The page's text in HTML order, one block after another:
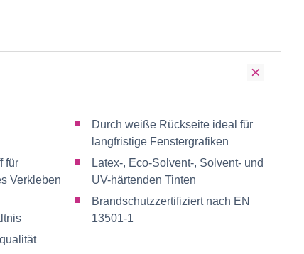
für
Verkleben
Durch weiße Rückseite ideal für
langfristige Fenstergrafiken
Latex-, Eco-Solvent-, Solvent- und
UV-härtenden Tinten
Brandschutzzertifiziert nach EN
13501-1